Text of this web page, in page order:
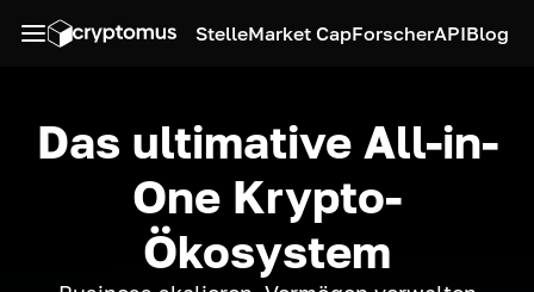
StelleMarket CapForscherAPIBlog
Das ultimative All-in-
One Krypto-
Ökosystem